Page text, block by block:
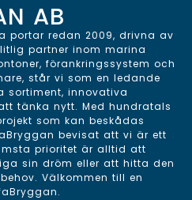
AB
portar redan 2009, drivna av
partner inom marina
förankringssystem och
står vi som en ledande
sortiment, innovativa
tänka nytt. Med hundratals
som kan beskådas
bevisat att vi är ett
prioritet är alltid att
sin dröm eller att hitta den
Välkommen till en